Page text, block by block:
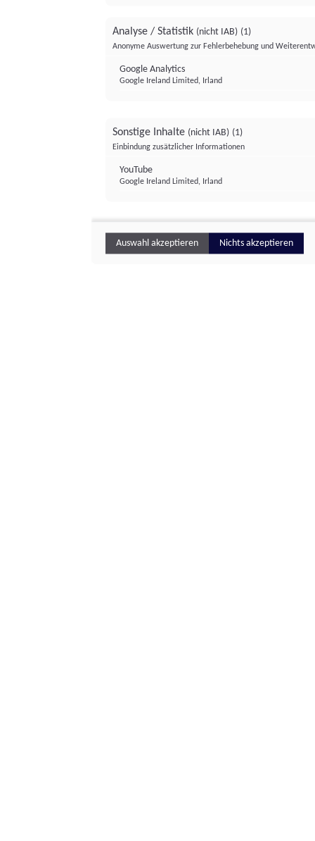
Analyse / Statistik (nicht IAB) (1)
Anonyme Auswertung zur Fehlerbehebung und
Google Analytics
Google Ireland Limited, Irland
Sonstige Inhalte (nicht IAB) (1)
Einbindung zusätzlicher Informationen
YouTube
Google Ireland Limited, Irland
Auswahl akzeptieren Nichts akzeptieren